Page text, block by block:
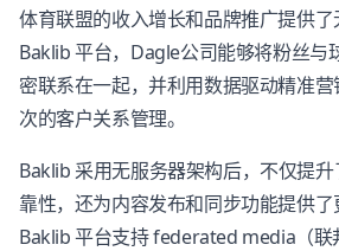
体育联盟的收入增长和品牌推广提供
Baklib 平台，Dagle公司能够将粉丝与
密联系在一起，并利用数据驱动精准
次的客户关系管理。
Baklib 采用无服务器架构后，不仅提
靠性，还为内容发布和同步功能提供了
Baklib 平台支持 federated media（联